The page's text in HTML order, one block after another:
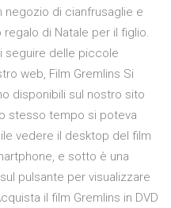
negozio di cianfrusaglie e
di Natale per il figlio.
seguire delle piccole
web, Film Gremlins Si
disponibili sul nostro sito
stesso tempo si poteva
vedere il desktop del film
e sotto è una
pulsante per visualizzare
il film Gremlins in DVD